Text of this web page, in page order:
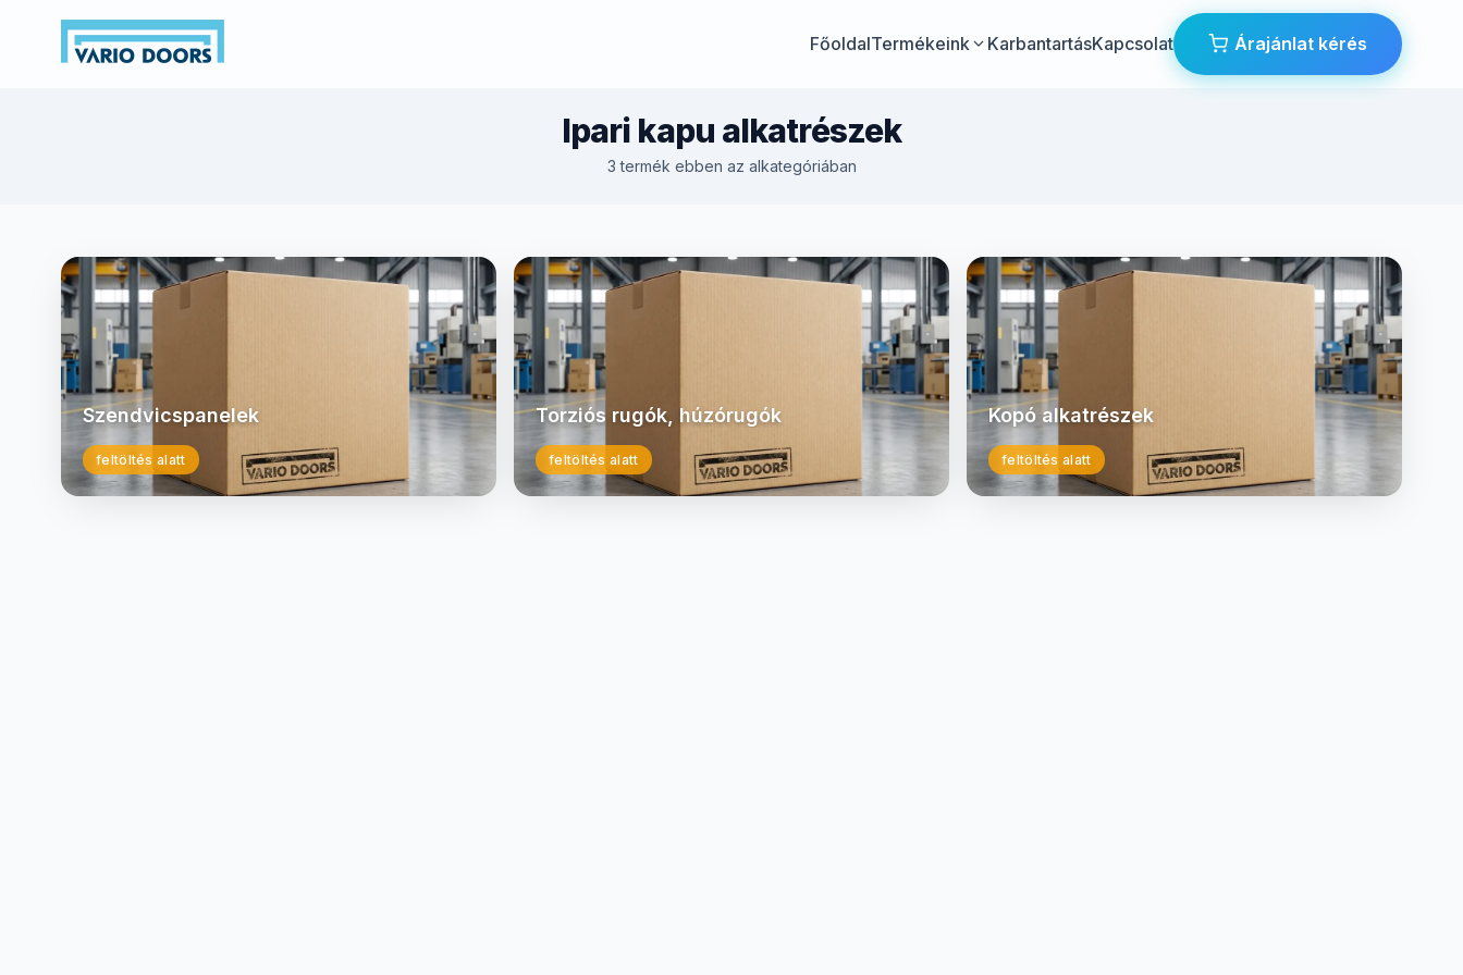
FőoldalTermékeink KarbantartásKapcsolat Árajánlat kérés
Ipari kapu alkatrészek
3 termék ebben az alkategóriában
Szendvicspanelek
feltöltés alatt
Torziós rugók, húzórugók
feltöltés alatt
Kopó alkatrészek
feltöltés alatt